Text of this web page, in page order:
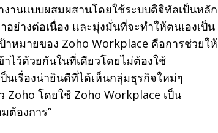
านแบบผสมผสานโดยใช้ระบบดิจิทัลเป็นหลัก
ย่างต่อเนื่อง และมุ่งมั่นที่จะทำให้ตนเองเป็น
าหมายของ Zoho Workplace คือการช่วยให้
ไว้ด้วยกันในที่เดียวโดยไม่ต้องใช้
นเรื่องน่ายินดีที่ได้เห็นกลุ่มธุรกิจใหม่ๆ
Zoho โดยใช้ Zoho Workplace เป็น
ต้องการ”